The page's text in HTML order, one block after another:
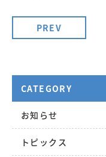
PREV
CATEGORY
お知らせ
トピックス